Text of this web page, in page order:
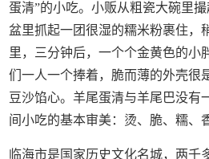
蛋清”的小吃。小贩从粗瓷大碗里
盆里抓起一团很湿的糯米粉裹住，
里，三分钟后，一个个金黄色的小
们一人一个捧着，脆而薄的外壳很
豆沙馅心。羊尾蛋清与羊尾巴没有
间小吃的基本审美：烫、脆、糯、
临海市是国家历史文化名城，两千